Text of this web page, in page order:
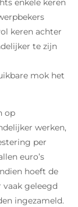
enkele keren
keren achter
te zijn
mok het
op
werken,
per
euro’s
hoeft de
geleegd
ingezameld.